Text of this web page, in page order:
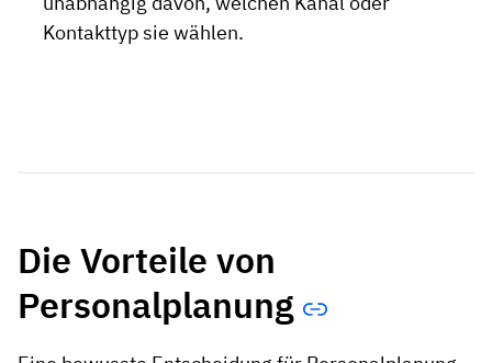
Kontakttyp sie wählen.
Die Vorteile von
Personalplanung